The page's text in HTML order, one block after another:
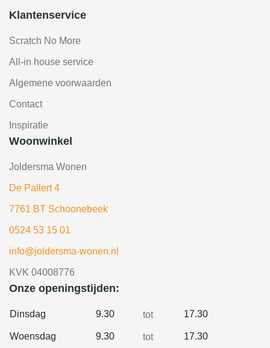
Klantenservice
Scratch No More
All-in house service
Algemene voorwaarden
Contact
Inspiratie
Woonwinkel
Joldersma Wonen
De Pallert 4
7761 BT Schoonebeek
0524 53 15 01
info@joldersma-wonen.nl
KVK 04008776
Onze openingstijden:
Dinsdag 9.30 tot 17.30
Woensdag 9.30 tot 17.30